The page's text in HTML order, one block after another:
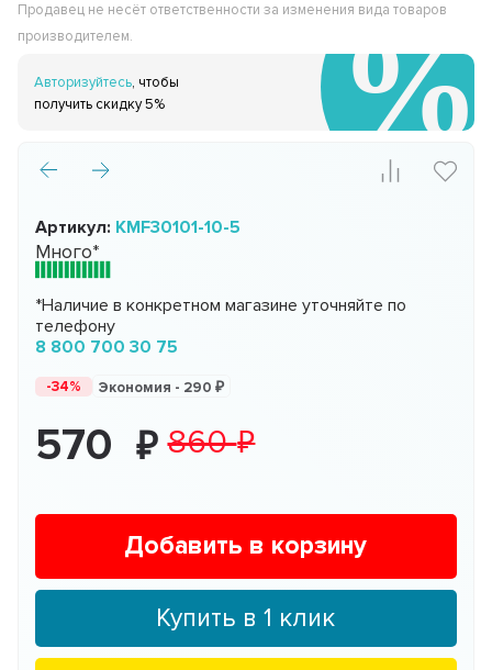
Продавец не несёт ответственности за изменения вида товаров
производителем.
Авторизуйтесь, чтобы
получить скидку 5%
Артикул: KMF30101-10-5
Много*
*Наличие в конкретном магазине уточняйте по
телефону
8 800 700 30 75
-34% Экономия - 290
570 860
Добавить в корзину
Купить в 1 клик